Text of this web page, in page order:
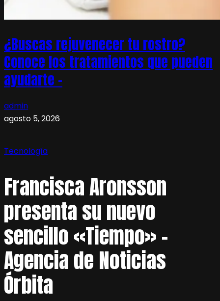
¿Buscas rejuvenecer tu rostro?
Conoce los tratamientos que pueden
ayudarte –
admin
agosto 5, 2026
Tecnología
Francisca Aronsson
presenta su nuevo
sencillo «Tiempo» –
Agencia de Noticias
Órbita